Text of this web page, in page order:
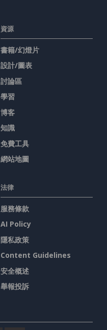
資源
書籍/幻燈片
設計/圖表
討論區
學習
博客
知識
免費工具
網站地圖
法律
服務條款
AI Policy
隱私政策
Content Guidelines
安全概述
舉報投訴